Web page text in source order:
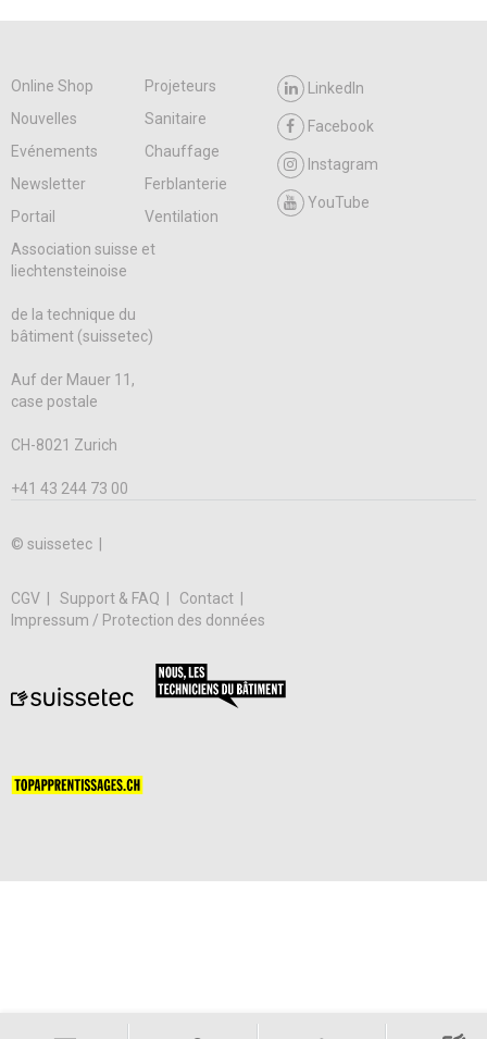
Online Shop
Projeteurs
Nouvelles
Sanitaire
Evénements
Chauffage
Newsletter
Ferblanterie
Portail
Ventilation
LinkedIn
Facebook
Instagram
YouTube
Association suisse et
liechtensteinoise
de la technique du
bâtiment (suissetec)
Auf der Mauer 11,
case postale
CH-8021 Zurich
+41 43 244 73 00
© suissetec |
CGV Support & FAQ
Contact
Impressum / Protection des données